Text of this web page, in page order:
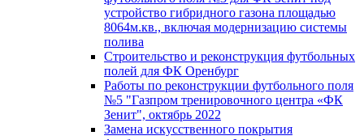
устройство гибридного газона площадью
8064м.кв., включая модернизацию системы
полива
Строительство и реконструкция футбольных
полей для ФК Оренбург
Работы по реконструкции футбольного поля
№5 "Газпром тренировочного центра «ФК
Зенит", октябрь 2022
Замена искусственного покрытия